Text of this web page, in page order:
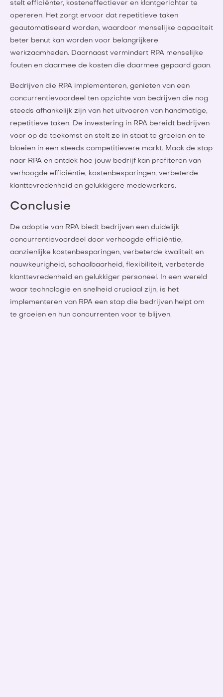
stelt efficiënter, kosteneffectiever en klantgerichter te
opereren. Het zorgt ervoor dat repetitieve taken
geautomatiseerd worden, waardoor menselijke capaciteit
beter benut kan worden voor belangrijkere
werkzaamheden. Daarnaast vermindert RPA menselijke
fouten en daarmee de kosten die daarmee gepaard gaan.
Bedrijven die RPA implementeren, genieten van een
concurrentievoordeel ten opzichte van bedrijven die nog
steeds afhankelijk zijn van het uitvoeren van handmatige,
repetitieve taken. De investering in RPA bereidt bedrijven
voor op de toekomst en stelt ze in staat te groeien en te
bloeien in een steeds competitievere markt. Maak de stap
naar RPA en ontdek hoe jouw bedrijf kan profiteren van
verhoogde efficiëntie, kostenbesparingen, verbeterde
klanttevredenheid en gelukkigere medewerkers.
Conclusie
De adoptie van RPA biedt bedrijven een duidelijk
concurrentievoordeel door verhoogde efficiëntie,
aanzienlijke kostenbesparingen, verbeterde kwaliteit en
nauwkeurigheid, schaalbaarheid, flexibiliteit, verbeterde
klanttevredenheid en gelukkiger personeel. In een wereld
waar technologie en snelheid cruciaal zijn, is het
implementeren van RPA een stap die bedrijven helpt om
te groeien en hun concurrenten voor te blijven.